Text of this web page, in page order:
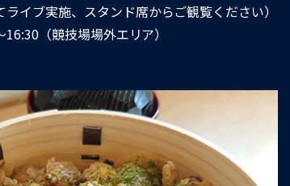
イブ実施、スタンド席からご観覧ください）
（競技場場外エリア）